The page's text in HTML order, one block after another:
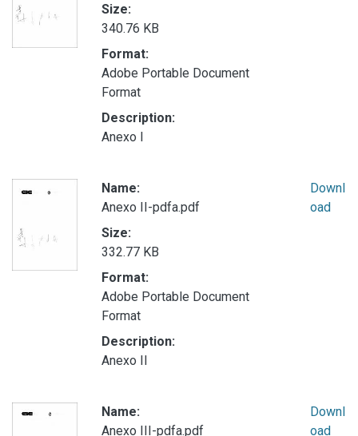
Size:
340.76 KB
Format:
Adobe Portable Document
Format
Description:
Anexo I
Name:
Anexo II-pdfa.pdf
Size:
332.77 KB
Format:
Adobe Portable Document
Format
Description:
Anexo II
Downl
oad
Name:
Anexo III-pdfa.pdf
Downl
oad